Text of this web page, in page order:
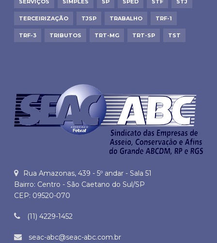
SERVIÇOS SIMPLES SP SPED STF STJ
TERCEIRIZAÇÃO TJSP TRABALHO TRF-1
TRF-3 TRIBUTOS TRT-MG TRT-SP TST
Rua Amazonas, 439 - 5º andar - Sala 51
Bairro: Centro - São Caetano do Sul/SP
CEP: 09520-070
(11) 4229-1452
seac-abc@seac-abc.com.br